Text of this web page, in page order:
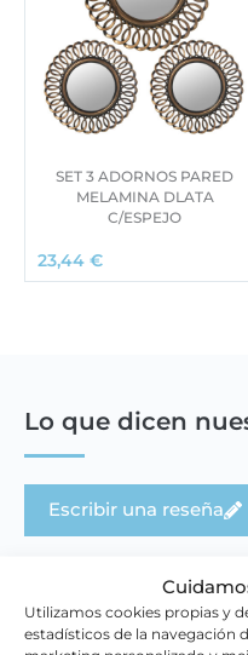
Utilizamos cookies propias y
estadísticos de la navegación
SET 3 ADORNOS PARED
MELAMINA DLATA
C/ESPEJO
23,44 €
Lo que dicen
Escribir una reseña